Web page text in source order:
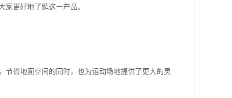
更好地了解这一产品。
省地面空间的同时，也为运动场地提供了更大的灵